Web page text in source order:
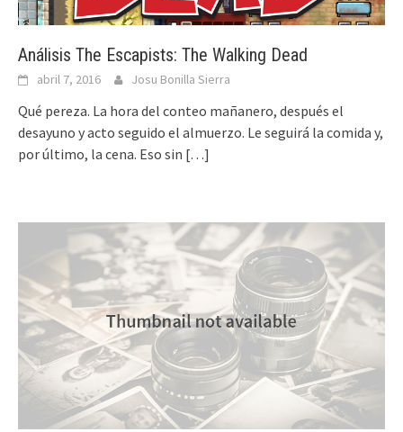
Análisis The Escapists: The Walking Dead
abril 7, 2016 Josu Bonilla Sierra
Qué pereza. La hora del conteo mañanero, después el
desayuno y acto seguido el almuerzo. Le seguirá la comida y,
por último, la cena. Eso sin […]